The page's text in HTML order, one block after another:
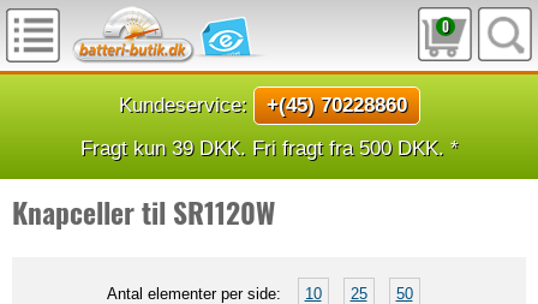
0
Kundeservice:
+(45) 70228860
Fragt kun 39 DKK. Fri fragt fra 500 DKK. *
Knapceller til SR1120W
Antal elementer per side: 10 25 50